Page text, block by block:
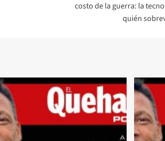
costo de la guerra: la
quién